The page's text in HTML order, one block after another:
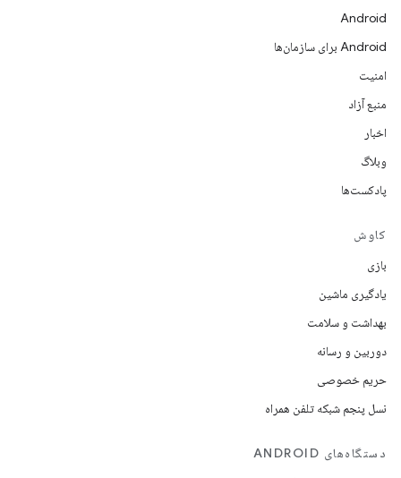
Android
Android برای سازمان‌ها
امنیت
منبع آزاد
اخبار
وبلاگ
پادکست‌ها
کاوش
بازی
یادگیری ماشین
بهداشت و سلامت
دوربین و رسانه
حریم خصوصی
نسل پنجم شبکه تلفن همراه
دستگاه‌های ANDROID